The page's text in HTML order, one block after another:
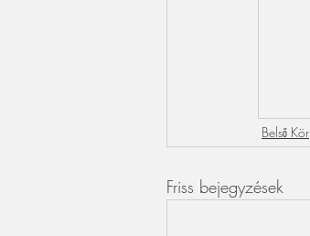
Belső Kör
Friss bejegyzések